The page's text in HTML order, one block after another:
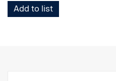
Add to list